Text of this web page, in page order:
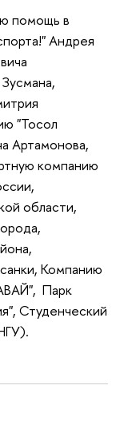
помощь в
Андрея
"Тосол
Артамонова,
компанию
области,
Компанию
Парк
Студенческий